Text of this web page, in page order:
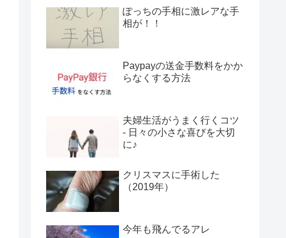
ぽっちの手相に激レアな手
相が！！
Paypayの送金手数料をかか
らなくする方法
夫婦生活がうまく行くコツ
- 日々の小さな喜びを大切
に♪
クリスマスに手術した
（2019年）
今年も飛んでるアレ